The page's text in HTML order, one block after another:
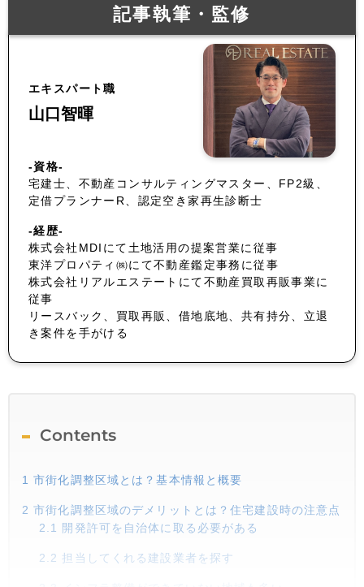
記事執筆・監修
エキスパート職
山口智暉
-資格-
宅建士、不動産コンサルティングマスター、FP2級、
定借プランナーR、認定空き家再生診断士
-経歴-
株式会社MDIにて土地活用の提案営業に従事
東洋プロパティ㈱にて不動産鑑定事務に従事
株式会社リアルエステートにて不動産買取再販事業に
従事
リースバック、買取再販、借地底地、共有持分、立退
き案件を手がける
Contents
1 市街化調整区域とは？基本情報と概要
2 市街化調整区域のデメリットとは？住宅建設時の注意点
2.1
開発許可を自治体に取る必要がある
2.2 担当してくれる建設業者を探す